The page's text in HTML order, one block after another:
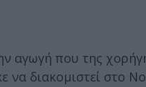
αγωγή που της
να διακομιστεί στο